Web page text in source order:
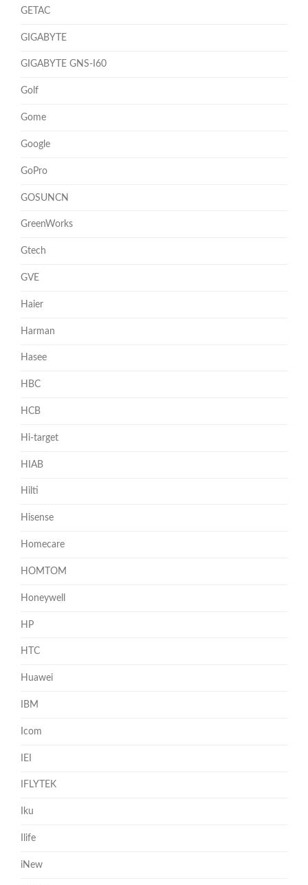
GETAC
GIGABYTE
GIGABYTE GNS-I60
Golf
Gome
Google
GoPro
GOSUNCN
GreenWorks
Gtech
GVE
Haier
Harman
Hasee
HBC
HCB
Hi-target
HIAB
Hilti
Hisense
Homecare
HOMTOM
Honeywell
HP
HTC
Huawei
IBM
Icom
IEI
IFLYTEK
Iku
Ilife
iNew